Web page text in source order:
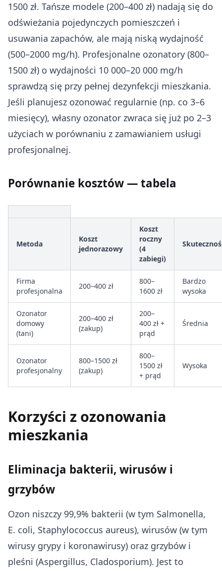
1500 zł. Tańsze modele (200–400 zł) nadają się do
odświeżania pojedynczych pomieszczeń i
usuwania zapachów, ale mają niską wydajność
(500–2000 mg/h). Profesjonalne ozonatory (800–
1500 zł) o wydajności 10 000–20 000 mg/h
sprawdzą się przy pełnej dezynfekcji mieszkania.
Jeśli planujesz ozonować regularnie (np. co 3–6
miesięcy), własny ozonator zwraca się już po 2–3
użyciach w porównaniu z zamawianiem usługi
profesjonalnej.
Porównanie kosztów — tabela
Metoda
Koszt
jednorazowy
Koszt
roczny
(4
zabiegi)
Firma
profesjonalna
200–400 zł
800–
1600 zł
Bardzo
wysoka
Ozonator
domowy
(tani)
200–400 zł
(zakup)
200–
400 zł +
prąd
Średnia
Ozonator
profesjonalny
800–1500 zł
(zakup)
800–
1500 zł
+ prąd
Wysoka
Korzyści z ozonowania
mieszkania
Eliminacja bakterii, wirusów i
grzybów
Ozon niszczy 99,9% bakterii (w tym Salmonella,
E. coli, Staphylococcus aureus), wirusów (w tym
wirusy grypy i koronawirusy) oraz grzybów i
pleśni (Aspergillus, Cladosporium). Jest to